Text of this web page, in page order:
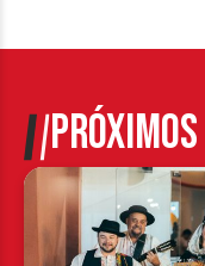
PRÓXIMOS